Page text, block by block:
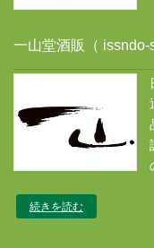
一山堂酒販（ issndo-
続きを読む